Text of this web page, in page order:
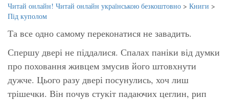
Читай онлайн! Читай онлайн українською безкоштовно > Книги >
Під куполом
Та все одно самому переконатися не завадить.
Спершу двері не піддалися. Спалах паніки від думки
про поховання живцем змусив його штовхнути
дужче. Цього разу двері посунулись, хоч лиш
трішечки. Він почув стукіт падаючих цеглин, рип